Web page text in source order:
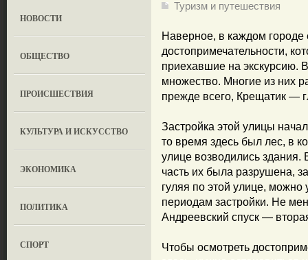
НОВОСТИ
ОБЩЕСТВО
ПРОИСШЕСТВИЯ
КУЛЬТУРА И ИСКУССТВО
ЭКОНОМИКА
ПОЛИТИКА
СПОРТ
Туризм и путешествия
Наверное, в каждом городе
достопримечательности,
приехавшие на экскурсию.
множество. Многие из них
прежде всего, Крещатик —
Застройка этой улицы
то время здесь был лес, в
улице возводились
часть их была разрушена,
гуляя по этой улице,
периодам застройки. Не
Андреевский спуск —
Чтобы осмотреть